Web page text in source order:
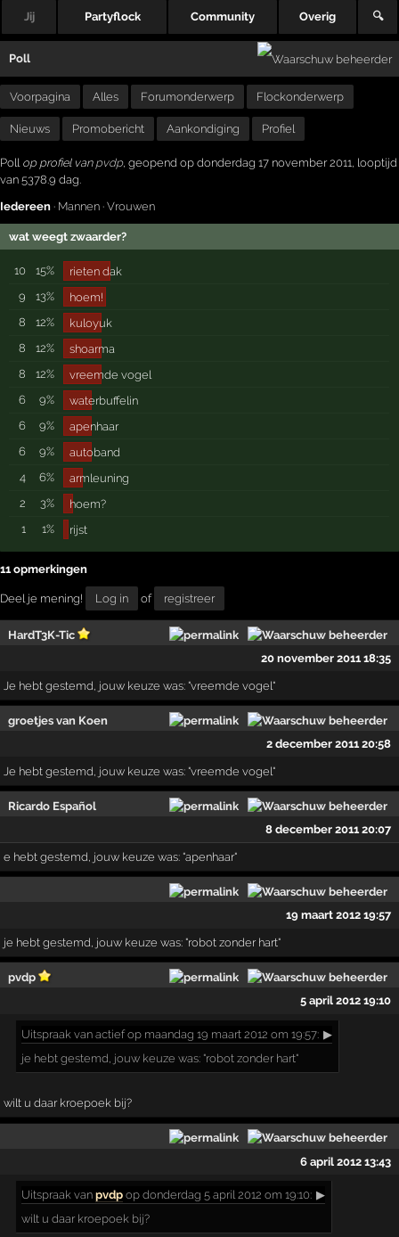
Jij Partyflock Community Overig 🔍
Poll
Voorpagina Alles Forumonderwerp Flockonderwerp
Nieuws Promobericht Aankondiging Profiel
Poll op profiel van pvdp, geopend op donderdag 17 november 2011, looptijd
van 5378.9 dag.
Iedereen · Mannen · Vrouwen
wat weegt zwaarder?
10 15%
rieten dak
9
13%
hoem!
8
12%
kuloyuk
8
12%
shoarma
8
12%
vreemde vogel
6
9%
waterbuffelin
6
9%
apenhaar
6
9%
autoband
4
6%
armleuning
2
3%
hoem?
1
1% rijst
11 opmerkingen
Deel je mening! Log in of registreer
HardT3K-Tic
20 november 2011 18:35
Je hebt gestemd, jouw keuze was: "vreemde vogel"
groetjes van Koen
2 december 2011 20:58
Je hebt gestemd, jouw keuze was: "vreemde vogel"
Ricardo Español
8 december 2011 20:07
e hebt gestemd, jouw keuze was: "apenhaar"
19 maart 2012 19:57
je hebt gestemd, jouw keuze was: "robot zonder hart"
pvdp
5 april 2012 19:10
Uitspraak van actief op maandag 19 maart 2012 om 19:57: ▶
je hebt gestemd, jouw keuze was: "robot zonder hart"
wilt u daar kroepoek bij?
6 april 2012 13:43
Uitspraak vanpvdp op donderdag 5 april 2012 om 19:10: ▶
wilt u daar kroepoek bij?